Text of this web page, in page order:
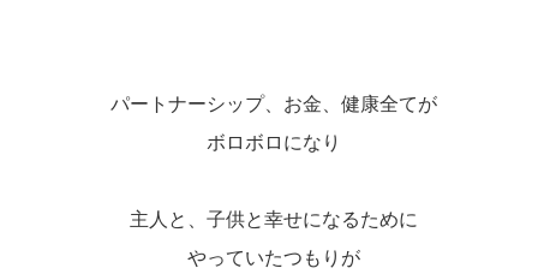
パートナーシップ、お金、健康全てが
ボロボロになり
主人と、子供と幸せになるために
やっていたつもりが